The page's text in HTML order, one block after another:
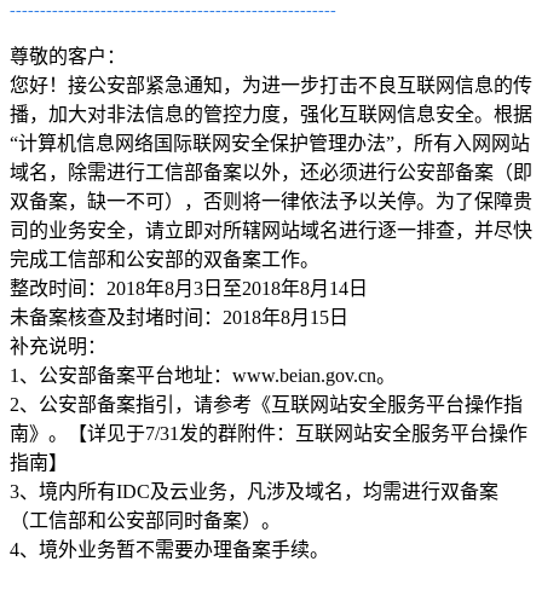
移动T4级数据中心
增值服务
企业邮局
权威安全认证
数据备份
快照备份灵活多变
SSL证书
确保信息的安全性
专线上网
企业专线上网
云计算
安全防护
------------------------------------------------------
尊敬的客户：
您好！接公安部紧急通知，为进一步打击不良互联网信息的传
播，加大对非法信息的管控力度，强化互联网信息安全。根据
“计算机信息网络国际联网安全保护管理办法”，所有入网网站
域名，除需进行工信部备案以外，还必须进行公安部备案（即
双备案，缺一不可），否则将一律依法予以关停。为了保障贵
司的业务安全，请立即对所辖网站域名进行逐一排查，并尽快
完成工信部和公安部的双备案工作。
整改时间：2018年8月3日至2018年8月14日
未备案核查及封堵时间：2018年8月15日
补充说明：
1、公安部备案平台地址：www.beian.gov.cn。
2、公安部备案指引，请参考《互联网站安全服务平台操作指
南》。【详见于7/31发的群附件：互联网站安全服务平台操作
指南】
3、境内所有IDC及云业务，凡涉及域名，均需进行双备案
（工信部和公安部同时备案）。
4、境外业务暂不需要办理备案手续。